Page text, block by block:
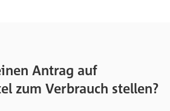
Antrag auf
zum Verbrauch stellen?